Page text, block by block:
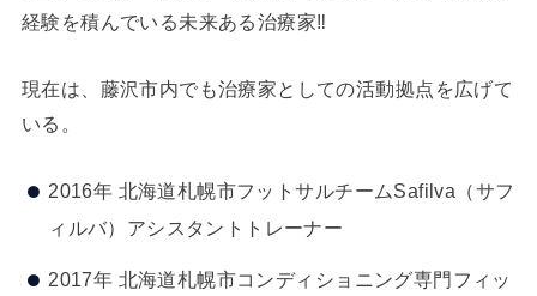
経験を積んでいる未来ある治療家‼
現在は、藤沢市内でも治療家としての活動拠点を広げて
いる。
2016年 北海道札幌市フットサルチームSafilva（サフ
ィルバ）アシスタントトレーナー
2017年 北海道札幌市コンディショニング専門フィッ